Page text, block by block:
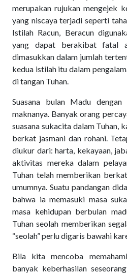
merupakan rujukan mengejek
yang niscaya terjadi seperti
Istilah Racun, Beracun
yang dapat berakibat fatal
dimasukkan dalam jumlah
kedua istilah itu dalam
di tangan Tuhan.
Suasana bulan Madu
maknanya. Banyak orang
suasana sukacita dalam Tuhan,
berkat jasmani dan rohani.
diukur dari: harta, kekayaan,
aktivitas mereka dalam
Tuhan telah memberikan
umumnya. Suatu pandangan
bahwa ia memasuki masa
masa kehidupan berbulan
Tuhan seolah memberikan
“seolah” perlu digaris bawahi
Bila kita mencoba
banyak keberhasilan